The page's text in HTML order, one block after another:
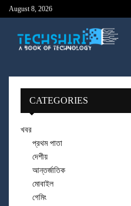
August 8, 2026
CATEGORIES
খবর
প্রথম পাতা
দেশীয়
আন্তর্জাতিক
মোবাইল
গেমিং